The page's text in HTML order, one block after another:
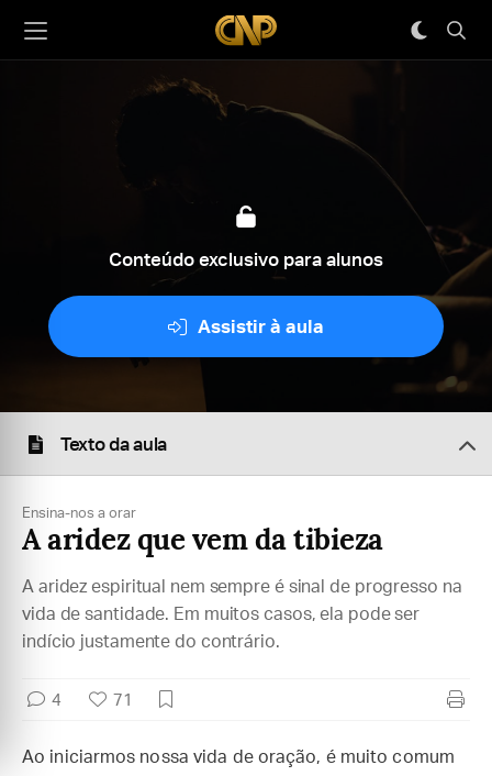
Conteúdo exclusivo para alunos
Assistir à aula
Texto da aula
Ensina-nos a orar
A aridez que vem da tibieza
A aridez espiritual nem sempre é sinal de progresso na
vida de santidade. Em muitos casos, ela pode ser
indício justamente do contrário.
4 71
Ao iniciarmos nossa vida de oração, é muito comum